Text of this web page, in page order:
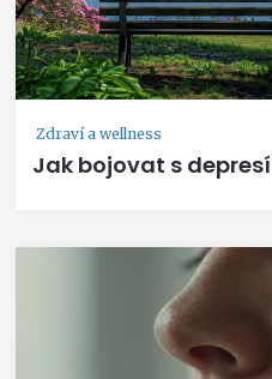
Zdraví a wellness
Jak bojovat s